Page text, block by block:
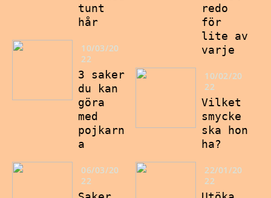
tunt
hår
10/03/20
22
3 saker
du kan
göra
med
pojkarn
a
06/03/20
22
redo
för
lite av
varje
10/02/20
22
Vilket
smycke
ska hon
ha?
22/01/20
22